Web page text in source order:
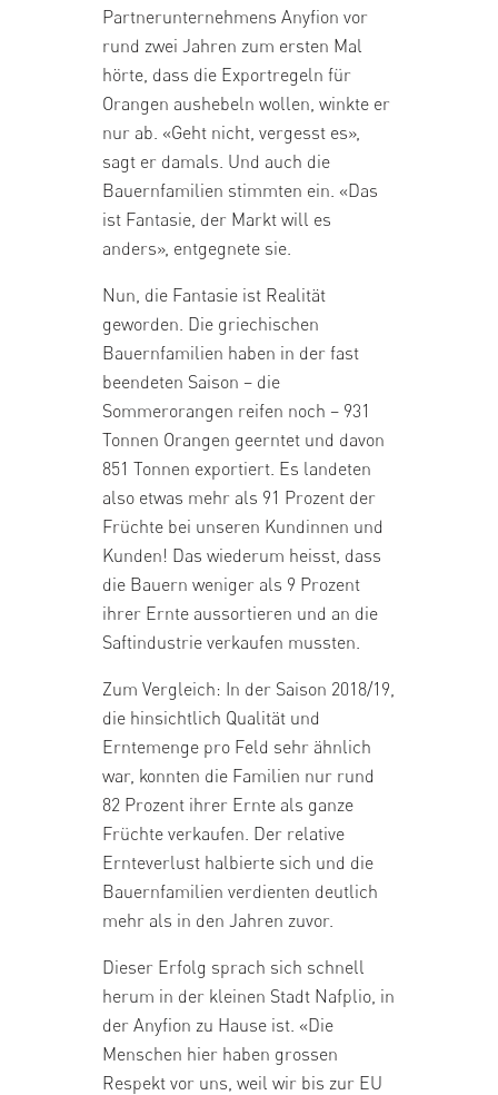
Partnerunternehmens Anyfion vor
rund zwei Jahren zum ersten Mal
hörte, dass die Exportregeln für
Orangen aushebeln wollen, winkte er
nur ab. «Geht nicht, vergesst es»,
sagt er damals. Und auch die
Bauernfamilien stimmten ein. «Das
ist Fantasie, der Markt will es
anders», entgegnete sie.
Nun, die Fantasie ist Realität
geworden. Die griechischen
Bauernfamilien haben in der fast
beendeten Saison – die
Sommerorangen reifen noch – 931
Tonnen Orangen geerntet und davon
851 Tonnen exportiert. Es landeten
also etwas mehr als 91 Prozent der
Früchte bei unseren Kundinnen und
Kunden! Das wiederum heisst, dass
die Bauern weniger als 9 Prozent
ihrer Ernte aussortieren und an die
Saftindustrie verkaufen mussten.
Zum Vergleich: In der Saison 2018/19,
die hinsichtlich Qualität und
Erntemenge pro Feld sehr ähnlich
war, konnten die Familien nur rund
82 Prozent ihrer Ernte als ganze
Früchte verkaufen. Der relative
Ernteverlust halbierte sich und die
Bauernfamilien verdienten deutlich
mehr als in den Jahren zuvor.
Dieser Erfolg sprach sich schnell
herum in der kleinen Stadt Nafplio, in
der Anyfion zu Hause ist. «Die
Menschen hier haben grossen
Respekt vor uns, weil wir bis zur EU